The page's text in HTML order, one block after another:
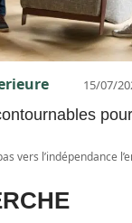
15/07/
vers l’indépendance